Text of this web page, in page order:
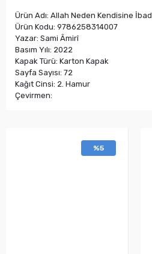
Ürün Adı: Allah Neden Kendisine
Ürün Kodu: 9786258314007
Yazar: Sami Âmirî
Basım Yılı: 2022
Kapak Türü: Karton Kapak
Sayfa Sayısı: 72
Kağıt Cinsi: 2. Hamur
Çevirmen:
%5